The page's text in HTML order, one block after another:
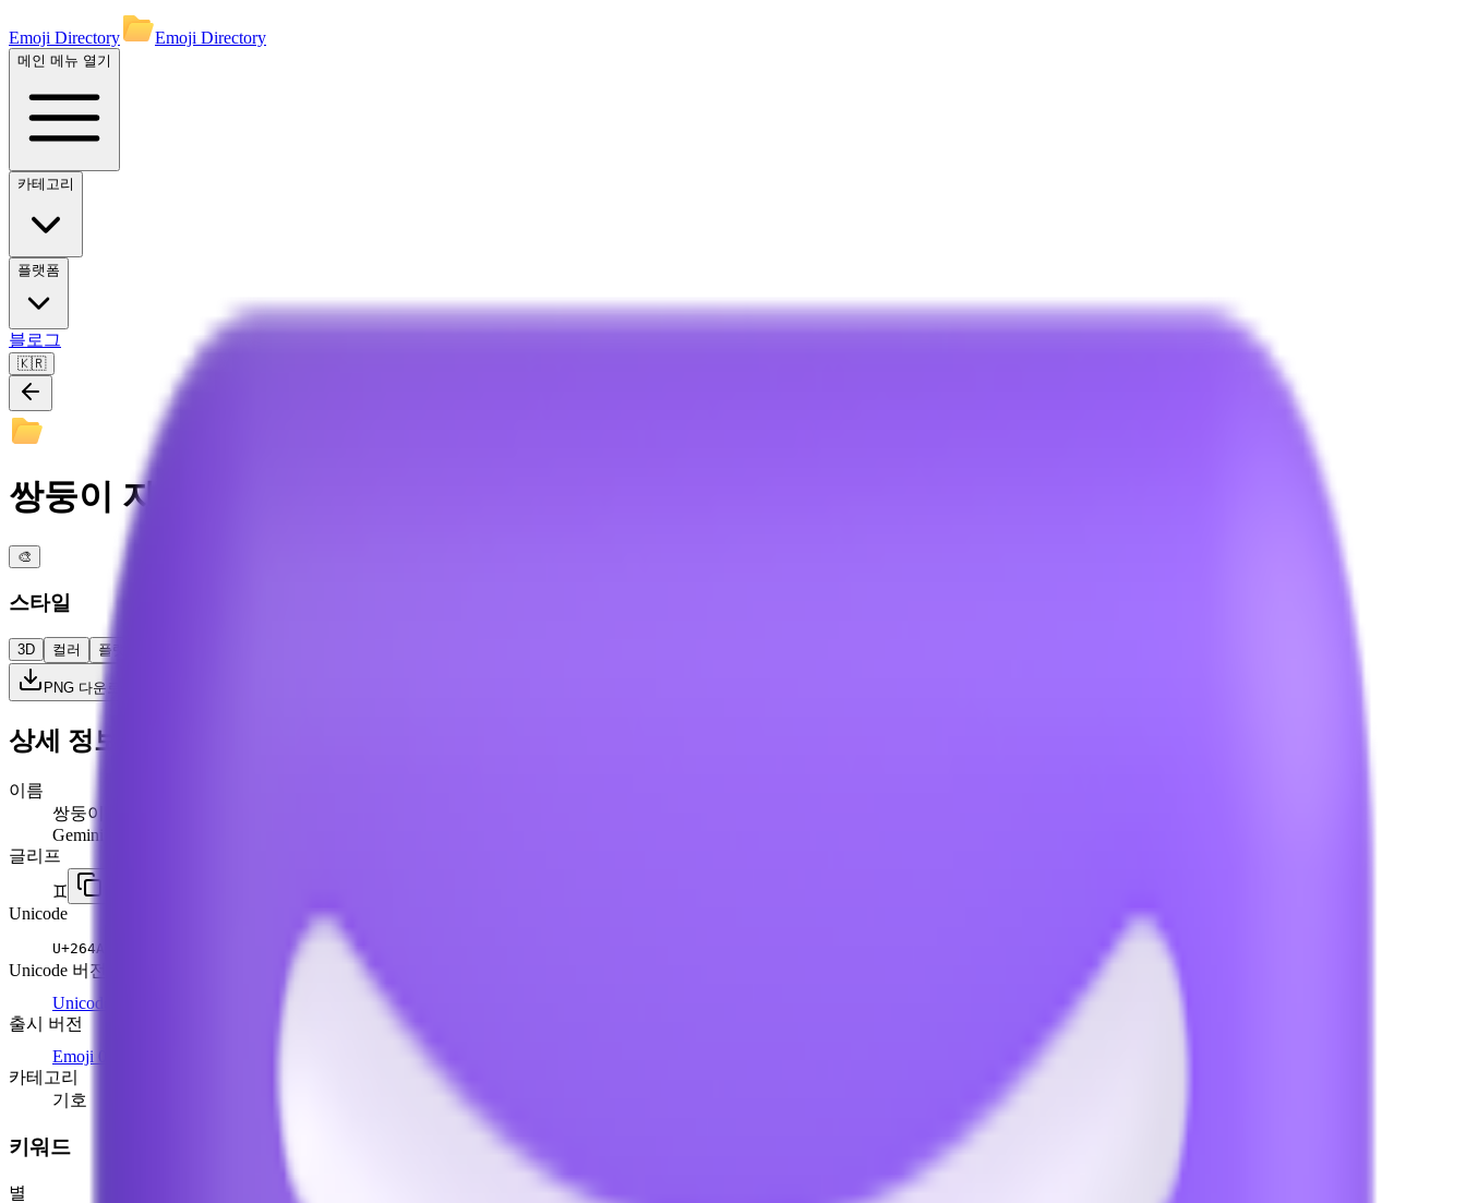
Emoji Directory Emoji Directory
메인 메뉴 열기
카테고리
플랫폼
블로그
🇰🇷
쌍둥이 자리
🎨
스타일
3D 컬러 플랫
PNG 다운로드
상세 정보
이름
쌍둥이 자리
Gemini
글리프
♊
Unicode
U+264A
Unicode 버전
Unicode 6.0
출시 버전
Emoji 0.6
카테고리
기호
키워드
별